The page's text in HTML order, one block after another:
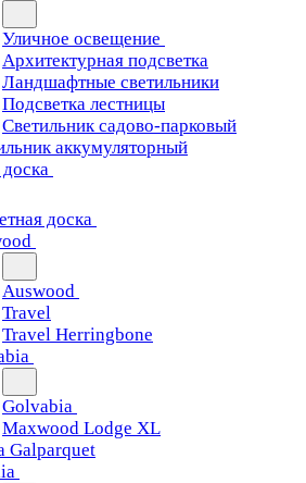
Уличное освещение
Архитектурная подсветка
Ландшафтные светильники
Подсветка лестницы
Светильник садово-парковый
аккумуляторный
доска
Auswood
Travel
Travel Herringbone
Golvabia
Maxwood Lodge XL
Galparquet